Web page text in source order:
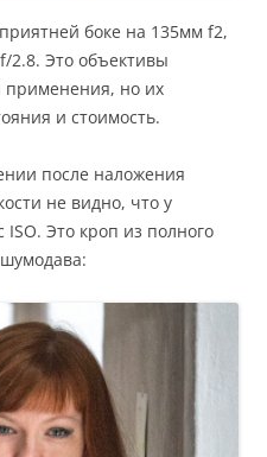
боке на 135мм f2,
2.8. Это объективы
применения, но их
и стоимость.
после наложения
не видно, что у
Это кроп из полного